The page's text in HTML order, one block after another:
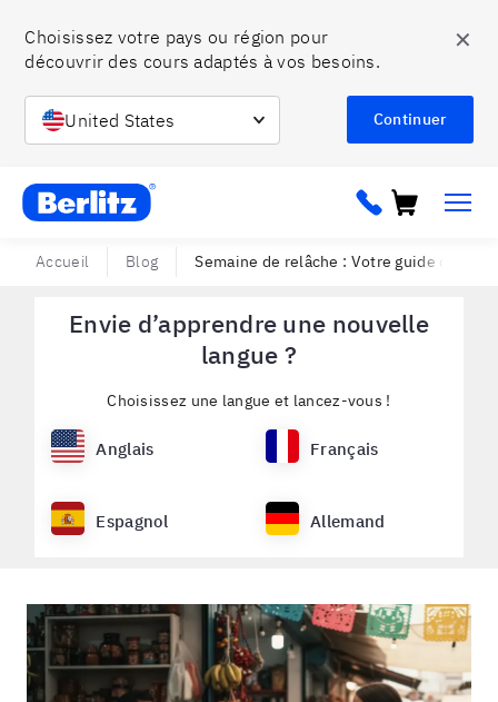
Choisissez votre pays ou région pour
découvrir des cours adaptés à vos besoins.
United States Continuer
✕
Berlitz ca
Accueil Blog Semaine de relâche : Votre guide de
Envie d’apprendre une nouvelle
langue ?
Choisissez une langue et lancez-vous !
Anglais Français
Espagnol Allemand